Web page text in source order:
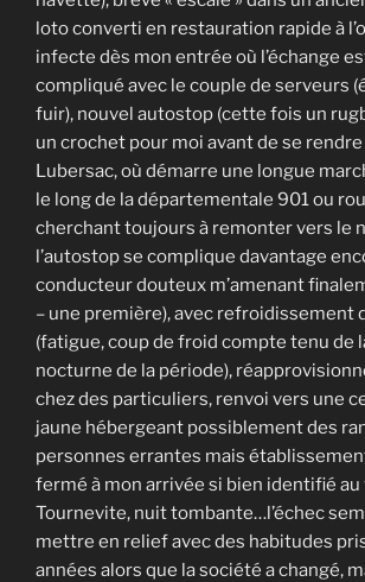
loto converti en restauration rapide à
infecte dès mon entrée où l’échange
compliqué avec le couple de serveurs
fuir), nouvel autostop (cette fois un
un crochet pour moi avant de se rendre
Lubersac, où démarre une longue
le long de la départementale 901 ou
cherchant toujours à remonter vers le
l’autostop se complique davantage
conducteur douteux m’amenant
– une première), avec refroidissement
(fatigue, coup de froid compte tenu de
nocturne de la période),
chez des particuliers, renvoi vers une
jaune hébergeant possiblement des
personnes errantes mais
fermé à mon arrivée si bien identifié au
Tournevite, nuit tombante…l’échec
mettre en relief avec des habitudes
années alors que la société a changé,